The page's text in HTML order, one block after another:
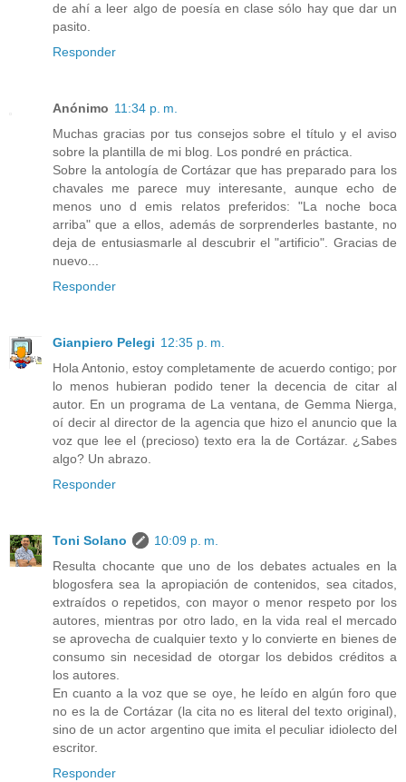
de ahí a leer algo de poesía en clase sólo hay que dar un
pasito.
Responder
Anónimo 11:34 p. m.
Muchas gracias por tus consejos sobre el título y el aviso
sobre la plantilla de mi blog. Los pondré en práctica.
Sobre la antología de Cortázar que has preparado para los
chavales me parece muy interesante, aunque echo de
menos uno d emis relatos preferidos: "La noche boca
arriba" que a ellos, además de sorprenderles bastante, no
deja de entusiasmarle al descubrir el "artificio". Gracias de
nuevo...
Responder
Gianpiero Pelegi 12:35 p. m.
Hola Antonio, estoy completamente de acuerdo contigo; por
lo menos hubieran podido tener la decencia de citar al
autor. En un programa de La ventana, de Gemma Nierga,
oí decir al director de la agencia que hizo el anuncio que la
voz que lee el (precioso) texto era la de Cortázar. ¿Sabes
algo? Un abrazo.
Responder
Toni Solano
10:09 p. m.
Resulta chocante que uno de los debates actuales en la
blogosfera sea la apropiación de contenidos, sea citados,
extraídos o repetidos, con mayor o menor respeto por los
autores, mientras por otro lado, en la vida real el mercado
se aprovecha de cualquier texto y lo convierte en bienes de
consumo sin necesidad de otorgar los debidos créditos a
los autores.
En cuanto a la voz que se oye, he leído en algún foro que
no es la de Cortázar (la cita no es literal del texto original),
sino de un actor argentino que imita el peculiar idiolecto del
escritor.
Responder